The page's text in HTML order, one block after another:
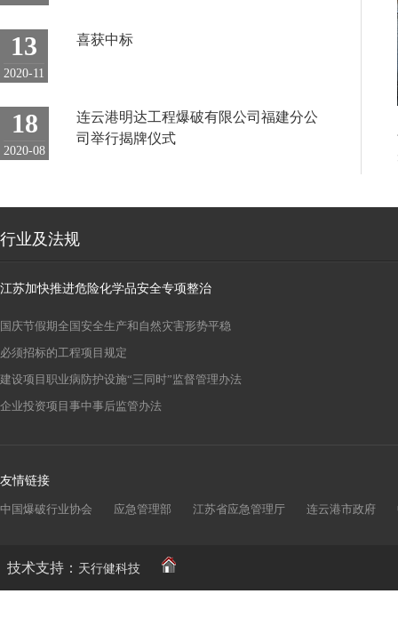
13
2020-11
喜获中标
18
2020-08
连云港明达工程爆破有限公司福建分公
司举行揭牌仪式
02
2018-03
08
拆除
21
2017-12
宝钢马迹山港开山采石工程
行业及法规
江苏加快推进危险化学品安全专项整治
国庆节假期全国安全生产和自然灾害形势平稳
必须招标的工程项目规定
建设项目职业病防护设施“三同时”监督管理办法
企业投资项目事中事后监管办法
友情链接
中国爆破行业协会 应急管理部 江苏省应急管理厅 连云港市政府
技术支持： 天行健科技